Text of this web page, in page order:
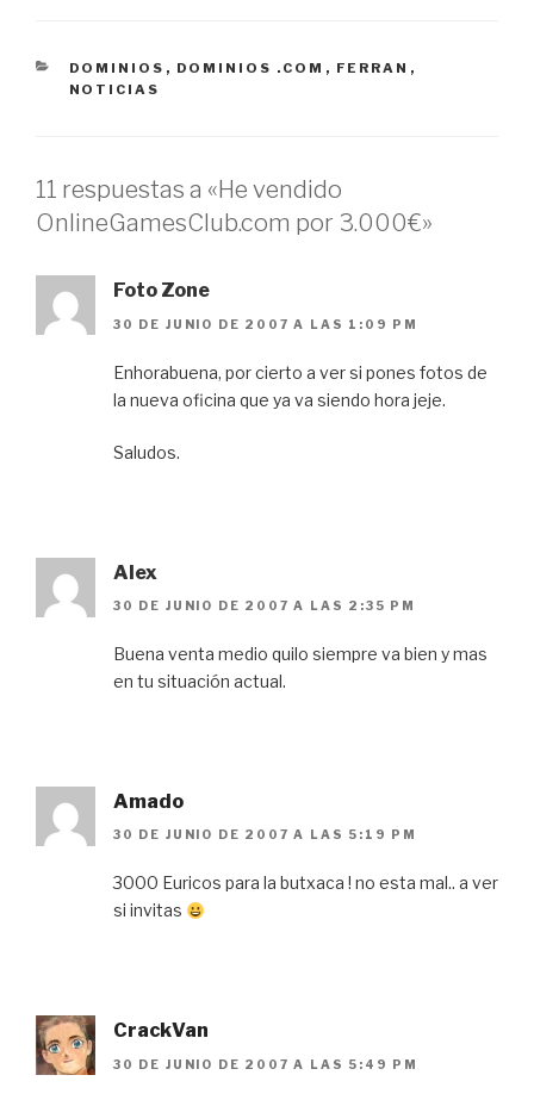
CATEGORÍAS
DOMINIOS , DOMINIOS .COM , FERRAN ,
NOTICIAS
11 respuestas a «He vendido
OnlineGamesClub.com por 3.000€»
Foto Zone
30 DE JUNIO DE 2007 A LAS 1:09 PM
Enhorabuena, por cierto a ver si pones fotos de
la nueva oficina que ya va siendo hora jeje.
Saludos.
Alex
30 DE JUNIO DE 2007 A LAS 2:35 PM
Buena venta medio quilo siempre va bien y mas
en tu situación actual.
Amado
30 DE JUNIO DE 2007 A LAS 5:19 PM
3000 Euricos para la butxaca ! no esta mal.. a ver
si invitas
CrackVan
30 DE JUNIO DE 2007 A LAS 5:49 PM